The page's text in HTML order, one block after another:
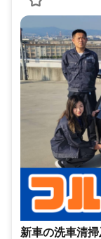
新車の洗車清